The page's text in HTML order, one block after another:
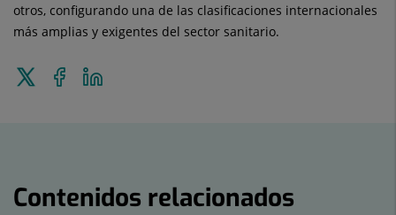
otros, configurando una de las clasificaciones internacionales
más amplias y exigentes del sector sanitario.
Enviar
Compartir
en
Contenidos relacionados